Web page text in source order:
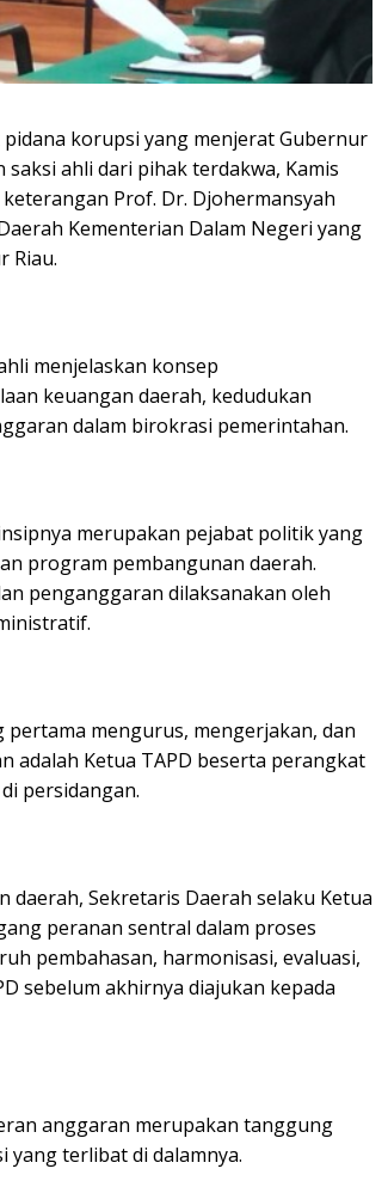
korupsi yang menjerat Gubernur
ahli dari pihak terdakwa, Kamis
Prof. Dr. Djohermansyah
Kementerian Dalam Negeri yang
Riau.
menjelaskan konsep
keuangan daerah, kedudukan
dalam birokrasi pemerintahan.
merupakan pejabat politik yang
program pembangunan daerah.
penganggaran dilaksanakan oleh
pertama mengurus, mengerjakan, dan
adalah Ketua TAPD beserta perangkat
persidangan.
daerah, Sekretaris Daerah selaku Ketua
peranan sentral dalam proses
pembahasan, harmonisasi, evaluasi,
sebelum akhirnya diajukan kepada
anggaran merupakan tanggung
terlibat di dalamnya.